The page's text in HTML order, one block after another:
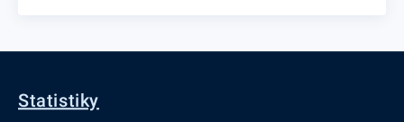
Statistiky